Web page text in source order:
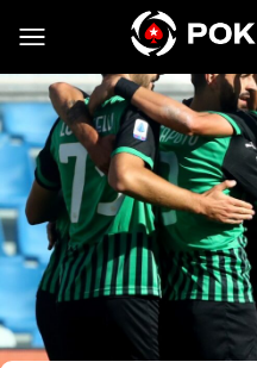
Vai al contenuto